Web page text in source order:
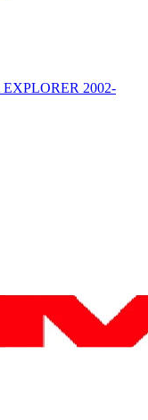
2002-